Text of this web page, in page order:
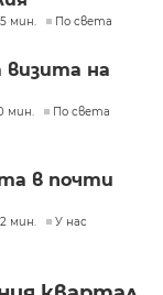
мин. По света
визита на
мин. По света
в почти
мин. У нас